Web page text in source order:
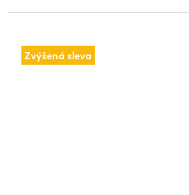
Zvýšená sleva